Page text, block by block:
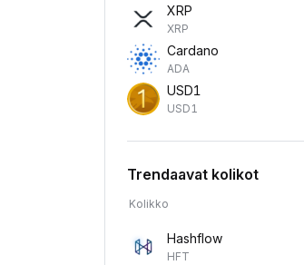
XRP
XRP
Cardano
ADA
USD1
USD1
Trendaavat kolikot
Kolikko
Hashflow
HFT